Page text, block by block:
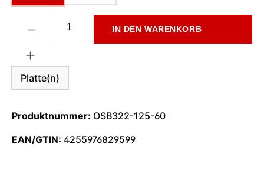
Platte(n)
IN DEN WARENKORB
Produktnummer: OSB322-125-60
EAN/GTIN: 4255976829599